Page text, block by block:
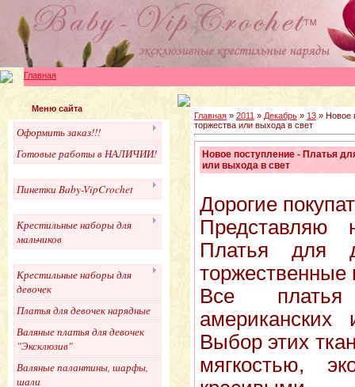
Главная
Меню сайта
Оформить заказ!!!
Готовые работы в НАЛИЧИИ!
Пинетки Baby-VipCrochet
Крестильные наборы для
мальчиков
Крестильные наборы для
девочек
Платья для девочек нарядные
Валяные платья для девочек
"Эксклюзив"
Валяные палантины, шарфы,
шали
Главная» 2011 » Декабрь » 13» Новое
торжества или выхода в свет
Новое поступление - Платья
или выхода в свет
Дорогие
Представляю
Платья для
торжественные
Все
американских
Выбор этих
мягкостью,